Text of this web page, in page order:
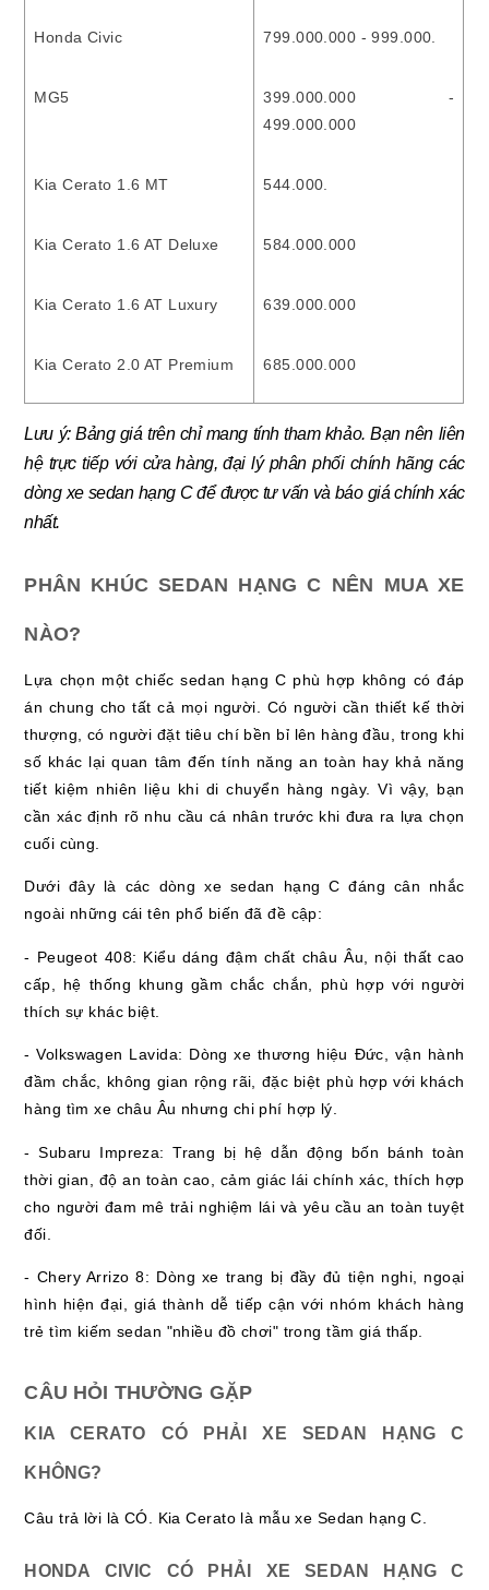
Honda Civic 799.000.000 - 999.000.
MG5
399.000.000 -
499.000.000
Kia Cerato 1.6 MT 544.000.
Kia Cerato 1.6 AT Deluxe 584.000.000
Kia Cerato 1.6 AT Luxury 639.000.000
Kia Cerato 2.0 AT Premium 685.000.000
Lưu ý: Bảng giá trên chỉ mang tính tham khảo. Bạn nên liên
hệ trực tiếp với cửa hàng, đại lý phân phối chính hãng các
dòng xe sedan hạng C để được tư vấn và báo giá chính xác
nhất.
PHÂN KHÚC SEDAN HẠNG C NÊN MUA XE
NÀO?
Lựa chọn một chiếc sedan hạng C phù hợp không có đáp
án chung cho tất cả mọi người. Có người cần thiết kế thời
thượng, có người đặt tiêu chí bền bỉ lên hàng đầu, trong khi
số khác lại quan tâm đến tính năng an toàn hay khả năng
tiết kiệm nhiên liệu khi di chuyển hàng ngày. Vì vậy, bạn
cần xác định rõ nhu cầu cá nhân trước khi đưa ra lựa chọn
cuối cùng.
Dưới đây là các dòng xe sedan hạng C đáng cân nhắc
ngoài những cái tên phổ biến đã đề cập:
- Peugeot 408: Kiểu dáng đậm chất châu Âu, nội thất cao
cấp, hệ thống khung gầm chắc chắn, phù hợp với người
thích sự khác biệt.
- Volkswagen Lavida: Dòng xe thương hiệu Đức, vận hành
đầm chắc, không gian rộng rãi, đặc biệt phù hợp với khách
hàng tìm xe châu Âu nhưng chi phí hợp lý.
- Subaru Impreza: Trang bị hệ dẫn động bốn bánh toàn
thời gian, độ an toàn cao, cảm giác lái chính xác, thích hợp
cho người đam mê trải nghiệm lái và yêu cầu an toàn tuyệt
đối.
- Chery Arrizo 8: Dòng xe trang bị đầy đủ tiện nghi, ngoại
hình hiện đại, giá thành dễ tiếp cận với nhóm khách hàng
trẻ tìm kiếm sedan "nhiều đồ chơi" trong tầm giá thấp.
CÂU HỎI THƯỜNG GẶP
KIA CERATO CÓ PHẢI XE SEDAN HẠNG C
KHÔNG?
Câu trả lời là CÓ. Kia Cerato là mẫu xe Sedan hạng C.
HONDA CIVIC CÓ PHẢI XE SEDAN HẠNG C